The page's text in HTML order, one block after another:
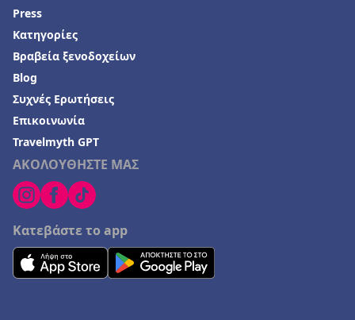
ΑΚΟΛΟΥΘΗΣΤΕ ΜΑΣ
Κατεβάστε το app
Press
Κατηγορίες
Βραβεία ξενοδοχείων
Blog
Συχνές Ερωτήσεις
Επικοινωνία
Travelmyth GPT